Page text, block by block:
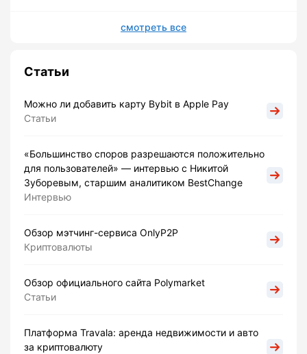
смотреть все
Статьи
Можно ли добавить карту Bybit в Apple Pay
Статьи
«Большинство споров разрешаются положительно
для пользователей» — интервью с Никитой
Зуборевым, старшим аналитиком BestChange
Интервью
Обзор мэтчинг-сервиса OnlyP2P
Криптовалюты
Обзор официального сайта Polymarket
Статьи
Платформа Travala: аренда недвижимости и авто
за криптовалюту